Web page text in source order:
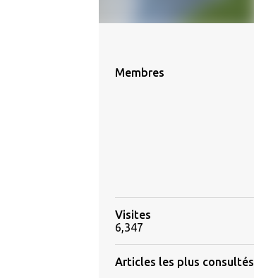
Membres
Visites
6,347
Articles les plus consultés